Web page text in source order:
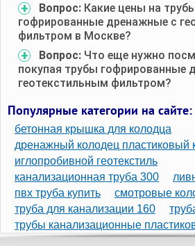
Вопрос: Какие цены на
гофрированные дренажные с
фильтром в Москве?
Вопрос: Что еще нужно
покупая трубы гофрированные
геотекстильным фильтром?
Популярные категории на сайте:
бетонная крышка для колодца
дренажный колодец пластиковый
иглопробивной геотекстиль
канализационная труба 300
пвх труба купить
смотровые
труба для канализации 160
трубы канализационные